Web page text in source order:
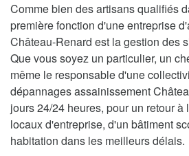
Comme bien des artisans qualifiés
première fonction d'une entreprise
Château-Renard est la gestion des
Que vous soyez un particulier, un
même le responsable d'une
dépannages assainissement
jours 24/24 heures, pour un retour à
locaux d'entreprise, d'un bâtiment
habitation dans les meilleurs délais.